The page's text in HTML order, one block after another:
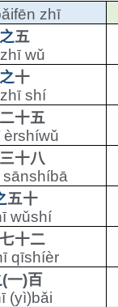
zhī
五
wǔ
十
shí
二十五
èrshíwǔ
三十八
sānshíbā
五十
wǔshí
七十二
qīshíèr
(一)百
(yì)bǎi